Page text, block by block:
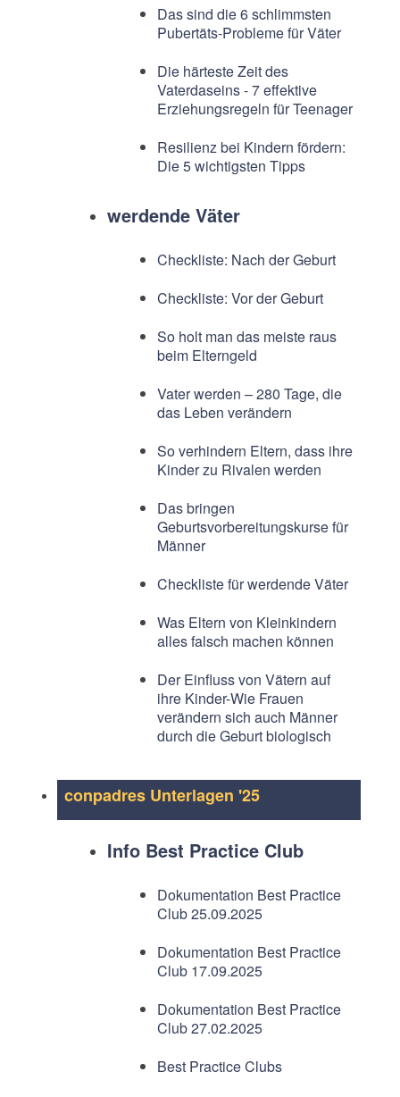
Das sind die 6 schlimmsten
Pubertäts-Probleme für Väter
Die härteste Zeit des
Vaterdaseins - 7 effektive
Erziehungsregeln für Teenager
Resilienz bei Kindern fördern:
Die 5 wichtigsten Tipps
werdende Väter
Checkliste: Nach der Geburt
Checkliste: Vor der Geburt
So holt man das meiste raus
beim Elterngeld
Vater werden – 280 Tage, die
das Leben verändern
So verhindern Eltern, dass ihre
Kinder zu Rivalen werden
Das bringen
Geburtsvorbereitungskurse für
Männer
Checkliste für werdende Väter
Was Eltern von Kleinkindern
alles falsch machen können
Der Einfluss von Vätern auf
ihre Kinder-Wie Frauen
verändern sich auch Männer
durch die Geburt biologisch
conpadres Unterlagen '25
Info Best Practice Club
Dokumentation Best Practice
Club 25.09.2025
Dokumentation Best Practice
Club 17.09.2025
Dokumentation Best Practice
Club 27.02.2025
Best Practice Clubs